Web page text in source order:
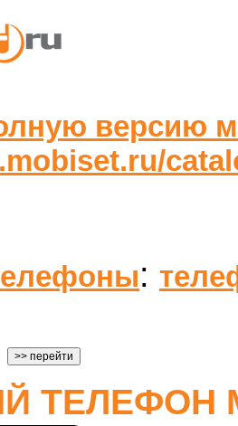
версию
:
ТЕЛЕФОН